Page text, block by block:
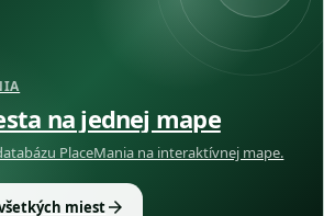
na jednej mape
PlaceMania na interaktívnej mape.
miestarrow_forward